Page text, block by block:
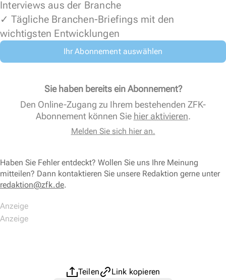
Interviews aus der Branche
✓ Tägliche Branchen-Briefings mit den
wichtigsten Entwicklungen
Ihr Abonnement auswählen
Sie haben bereits ein Abonnement?
Den Online-Zugang zu Ihrem bestehenden ZFK-
Abonnement können Sie hier aktivieren.
Melden Sie sich hier an.
Haben Sie Fehler entdeckt? Wollen Sie uns Ihre Meinung
mitteilen? Dann kontaktieren Sie unsere Redaktion gerne unter
redaktion@zfk.de.
Teilen
Link kopieren